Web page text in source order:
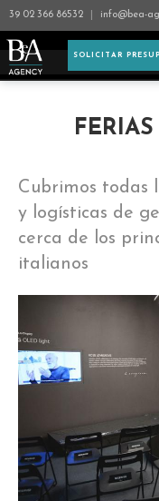
39 02 366 86532 info@bea-
SOLICITAR
Cubrimos todas
y logísticas de
cerca de los
italianos